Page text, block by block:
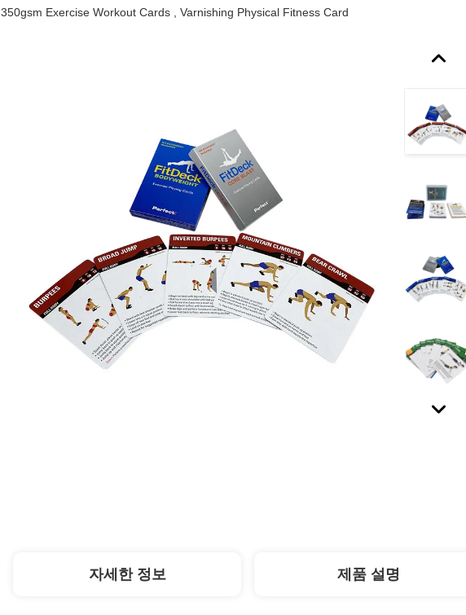
350gsm Exercise Workout Cards , Varnishing Physical Fitness Card
자세한 정보 제품 설명